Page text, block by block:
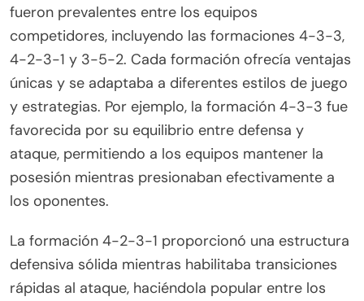
fueron prevalentes entre los equipos
competidores, incluyendo las formaciones 4-3-3,
4-2-3-1 y 3-5-2. Cada formación ofrecía ventajas
únicas y se adaptaba a diferentes estilos de juego
y estrategias. Por ejemplo, la formación 4-3-3 fue
favorecida por su equilibrio entre defensa y
ataque, permitiendo a los equipos mantener la
posesión mientras presionaban efectivamente a
los oponentes.
La formación 4-2-3-1 proporcionó una estructura
defensiva sólida mientras habilitaba transiciones
rápidas al ataque, haciéndola popular entre los